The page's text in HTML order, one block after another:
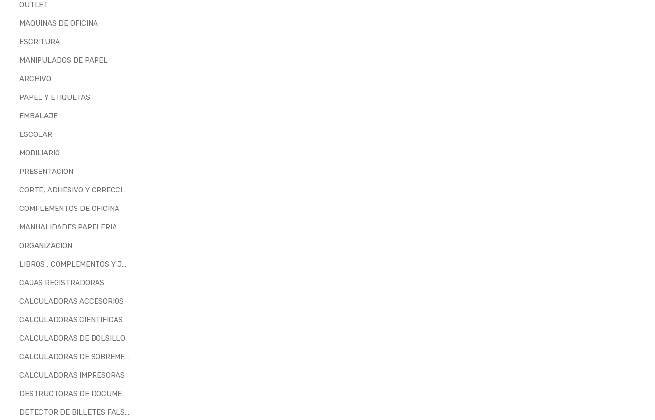
OUTLET
MAQUINAS DE OFICINA
ESCRITURA
MANIPULADOS DE PAPEL
ARCHIVO
PAPEL Y ETIQUETAS
EMBALAJE
ESCOLAR
MOBILIARIO
PRESENTACION
CORTE, ADHESIVO Y CRRECCION
COMPLEMENTOS DE OFICINA
MANUALIDADES PAPELERIA
ORGANIZACION
LIBROS , COMPLEMENTOS Y JUEGOS
CAJAS REGISTRADORAS
CALCULADORAS ACCESORIOS
CALCULADORAS CIENTIFICAS
CALCULADORAS DE BOLSILLO
CALCULADORAS DE SOBREMESA
CALCULADORAS IMPRESORAS
DESTRUCTORAS DE DOCUMENTOS
DETECTOR DE BILLETES FALSOS